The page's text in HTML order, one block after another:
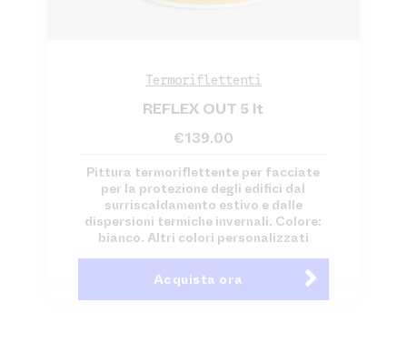
Termoriflettenti
REFLEX OUT 5 lt
€139.00
Pittura termoriflettente per facciate
per la protezione degli edifici dal
surriscaldamento estivo e dalle
dispersioni termiche invernali. Colore:
bianco. Altri colori personalizzati
Acquista ora